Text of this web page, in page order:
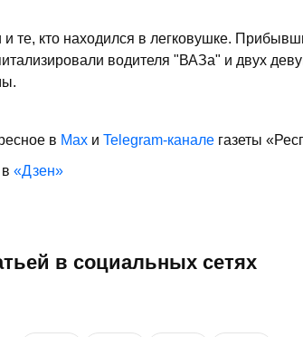
те, кто находился в легковушке.
водителя "ВАЗа" и двух
в Max и Telegram-канале газеты
«Дзен»
в социальных сетях